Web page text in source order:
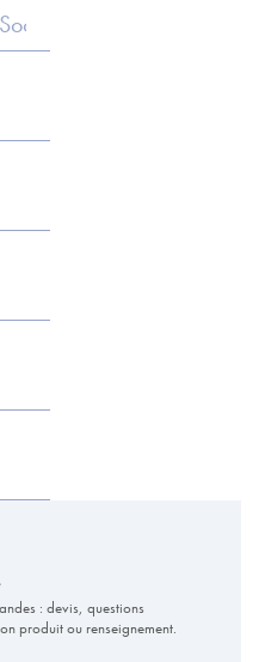
: devis, questions
produit ou renseignement.